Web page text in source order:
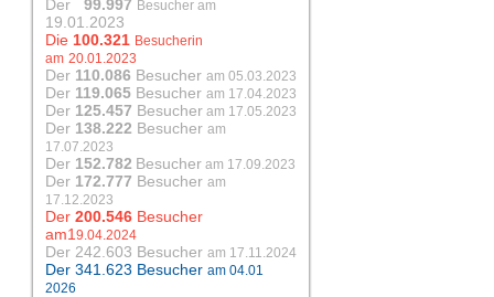
Der
99.997 Besucher am
19.01.2023
Die 100.321 Besucherin
am 20.01.2023
Der 110.086 Besucher am 05.03.2023
Der 119.065 Besucher am 17.04.2023
Der 125.457 Besucher am 17.05.2023
Der 138.222 Besucher am
17.07.2023
Der 152.782 Besucher am 17.09.2023
Der 172.777 Besucher am
17.12.2023
Der 200.546 Besucher
am1 9.04.2024
Der 242.603 Besucher am 17.11.2024
Der 341.623 Besucher am 04.01
2026